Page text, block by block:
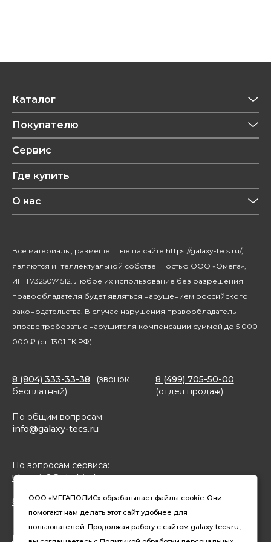
Каталог
Приготовление напитков
Техника для кухни
Уход за волосами
Красота и здоровье
Уход за домом
Посуда
Покупателю
Обзоры
Рецепты
Сервис
Где купить
О нас
Благотворительность
Все материалы, размещённые на сайте https://galaxy-tecs.ru/,
являются интеллектуальной собственностью ООО «Омега»,
ИНН 7325074512. Любое их использование без разрешения
правообладателя будет являться нарушением российского
законодательства. В случае нарушения правообладатель
вправе требовать с нарушителя компенсации суммой до 5 000
000 ₽ (ст. 1301 ГК РФ).
8 (804) 333-33-38
(звонок
бесплатный)
8 (499) 705-50-00
(отдел продаж)
По общим вопросам:
info@galaxy-tecs.ru
По вопросам сервиса:
ulservis2@simbirsk-crown.ru
8(962)633-02-15 (чат в MAX)
Конфиденциальность
ООО «МЕГАПОЛИС» обрабатывает файлы cookie. Они
помогают нам делать этот сайт удобнее для
пользователей. Продолжая работу с сайтом galaxy-tecs.ru,